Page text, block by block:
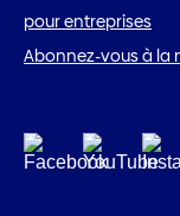
pour entreprises
Abonnez-vous à la